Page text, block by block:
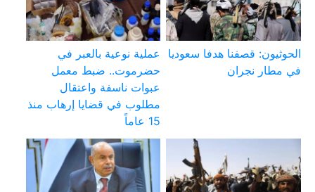
الحوثيون: قصفنا هدفا سعوديا
في مطار نجران
عملية نوعية بالعبر في
حضرموت.. ضبط معمل
عبوات ناسفة واعتقال
مطلوب في قضايا إرهاب منذ
15 عاماً